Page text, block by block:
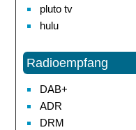
pluto tv
hulu
Radioempfang
DAB+
ADR
DRM